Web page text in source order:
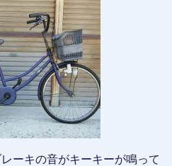
ーキの音がキーキーが鳴って